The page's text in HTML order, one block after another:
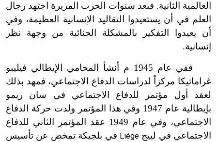
العالمية الثانية. فبعد سنوات الحرب المريرة اجتهد رجال
العلم في أن يستعيدوا التقاليد الإنسانية العظيمة، وفي
أن يعيدوا التفكير بالمشكلة الجنائية من وجهة نظر
إنسانية.
ففي عام 1945 م أنشأ المحامي الإيطالي فيليبو
غراماتيكا مركزاً لدراسات الدفاع الاجتماعي، فمهد بذلك
لعقد أول مؤتمر للدفاع الاجتماعي في سان ريمو
بإيطالية عام 1947 وفي هذا المؤتمر ولدت حركة الدفاع
الاجتماعي، وفي عام 1949 عقد المؤتمر الثاني للدفاع
الاجتماعي في لييجLiége في بلجيكة تمخض عن تأسيس